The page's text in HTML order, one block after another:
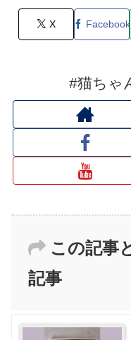
X Facebook
#猫ちゃ
この記事
記事